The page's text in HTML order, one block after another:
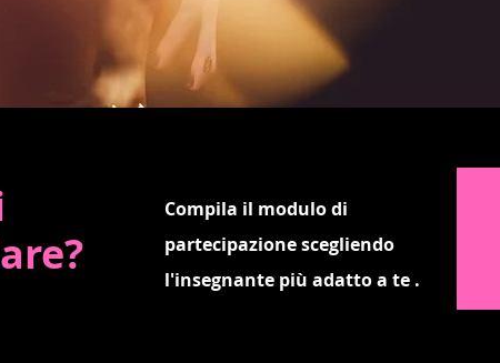
Compila il modulo di
partecipazione scegliendo
l'insegnante più adatto a te .